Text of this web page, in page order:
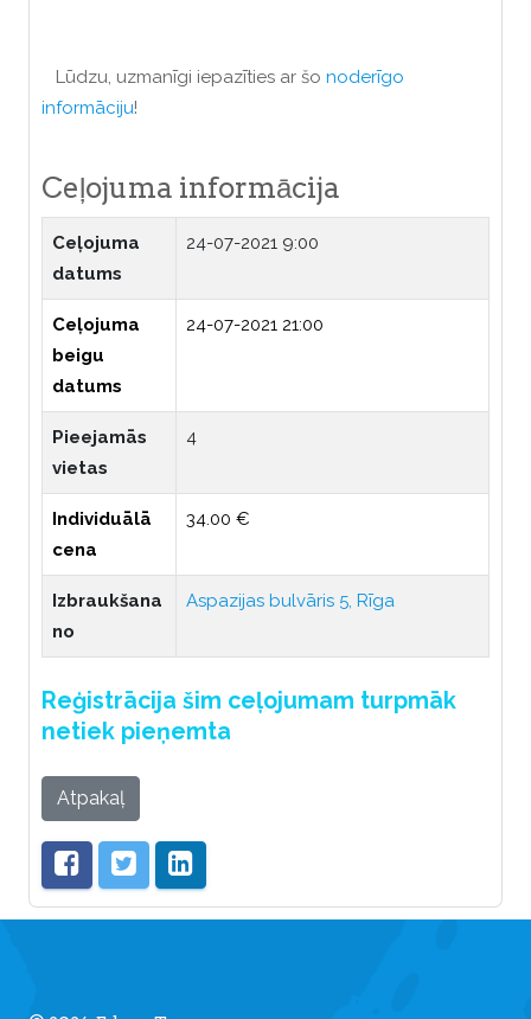
Lūdzu, uzmanīgi iepazīties ar šo noderīgo
informāciju!
Ceļojuma informācija
Ceļojuma
datums
24-07-2021 9:00
Ceļojuma
beigu
datums
24-07-2021 21:00
Pieejamās
vietas
4
Individuālā
cena
34.00 €
Izbraukšana
no
Aspazijas bulvāris 5, Rīga
Reģistrācija šim ceļojumam turpmāk
netiek pieņemta
Atpakaļ